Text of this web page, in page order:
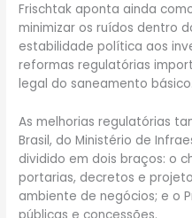
Frischtak aponta ainda
minimizar os ruídos dentro
estabilidade política aos
reformas regulatórias
legal do saneamento básico.
As melhorias regulatórias
Brasil, do Ministério de
dividido em dois braços: o
portarias, decretos e
ambiente de negócios; e o